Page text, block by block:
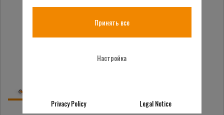
Принять все
Настройка
Privacy Policy Legal Notice